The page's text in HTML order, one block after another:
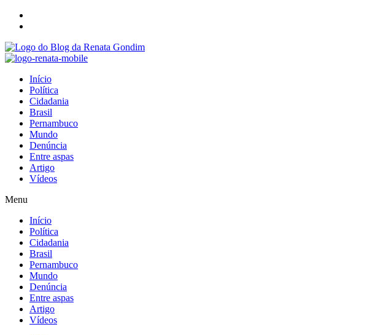
Início
Política
Cidadania
Brasil
Pernambuco
Mundo
Denúncia
Entre aspas
Artigo
Vídeos
Menu
Início
Política
Cidadania
Brasil
Pernambuco
Mundo
Denúncia
Entre aspas
Artigo
Vídeos